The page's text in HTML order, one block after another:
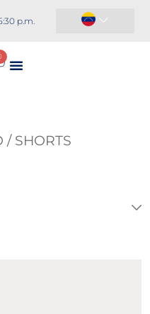
p.m.
/ SHORTS